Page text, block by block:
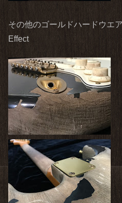
その他のゴールドハードウエ
Effect